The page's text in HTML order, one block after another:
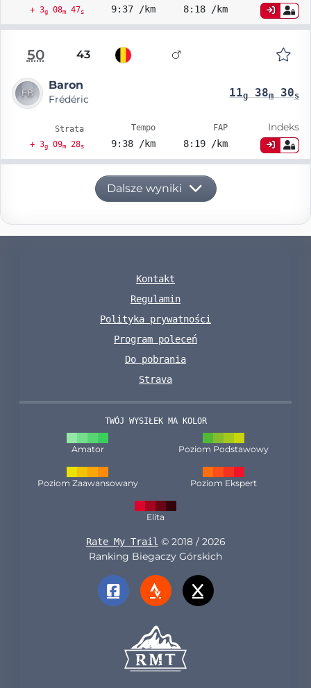
+ 3g08m47s 9:37 /km 8:18 /km
50 43
Baron
Frédéric 11g38m30s
Strata
+ 3g09m28s
Tempo
9:38 /km
FAP
8:19 /km
Indeks
Dalsze wyniki
Kontakt
Regulamin
Polityka prywatności
Program poleceń
Do pobrania
Strava
TWÓJ WYSIŁEK MA KOLOR
Amator Poziom Podstawowy
Poziom Zaawansowany Poziom Ekspert
Elita
Rate My Trail © 2018 / 2026
Ranking Biegaczy Górskich